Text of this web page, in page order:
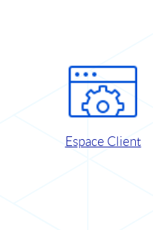
Espace Client